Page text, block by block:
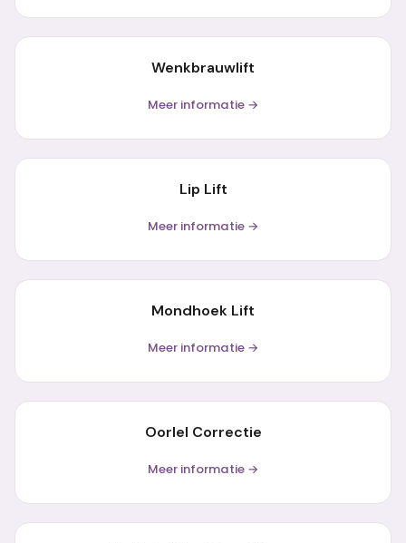
Wenkbrauwlift
Meer informatie →
Lip Lift
Meer informatie →
Mondhoek Lift
Meer informatie →
Oorlel Correctie
Meer informatie →